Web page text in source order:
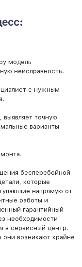
модель
неисправность.
с нужным
выявляет точную
варианты
бесперебойной
которые
напрямую от
работы и
гарантийный
необходимости
в сервисный центр.
они возникают крайне